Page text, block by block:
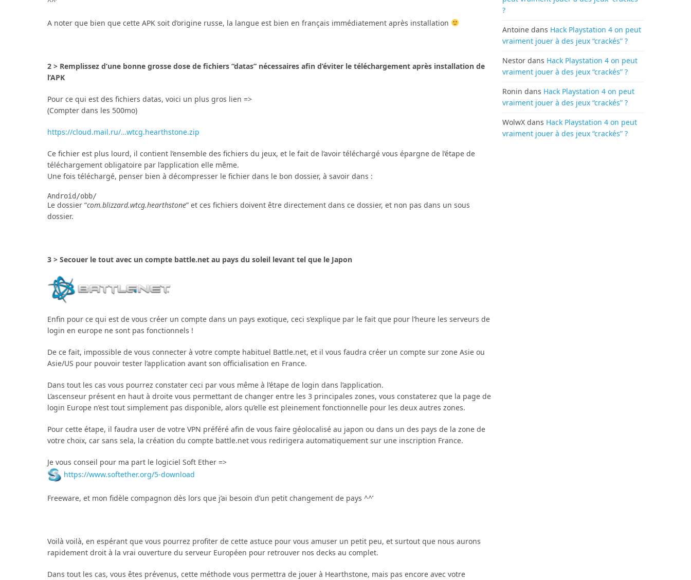
A noter que bien que cette APK soit d’origine russe, la langue est bien en français immédiatement après installation
2 > Remplissez d’une bonne grosse dose de fichiers “datas” nécessaires afin d’éviter le téléchargement après installation de
l’APK
Pour ce qui est des fichiers datas, voici un plus gros lien =>
(Compter dans les 500mo)
https://cloud.mail.ru/…wtcg.hearthstone.zip
Ce fichier est plus lourd, il contient l’ensemble des fichiers du jeux, et le fait de l’avoir téléchargé vous épargne de l’étape de
téléchargement obligatoire par l’application elle même.
Une fois téléchargé, penser bien à décompresser le fichier dans le bon dossier, à savoir dans :
Android/obb/
Le dossier “com.blizzard.wtcg.hearthstone” et ces fichiers doivent être directement dans ce dossier, et non pas dans un sous
dossier.
3 > Secouer le tout avec un compte battle.net au pays du soleil levant tel que le Japon
Enfin pour ce qui est de vous créer un compte dans un pays exotique, ceci s’explique par le fait que pour l’heure les serveurs de
login en europe ne sont pas fonctionnels !
De ce fait, impossible de vous connecter à votre compte habituel Battle.net, et il vous faudra créer un compte sur zone Asie ou
Asie/US pour pouvoir tester l’application avant son officialisation en France.
Dans tout les cas vous pourrez constater ceci par vous même à l’étape de login dans l’application.
L’ascenseur présent en haut à droite vous permettant de changer entre les 3 principales zones, vous constaterez que la page de
login Europe n’est tout simplement pas disponible, alors qu’elle est pleinement fonctionnelle pour les deux autres zones.
Pour cette étape, il faudra user de votre VPN préféré afin de vous faire géolocalisé au japon ou dans un des pays de la zone de
votre choix, car sans sela, la création du compte battle.net vous redirigera automatiquement sur une inscription France.
Je vous conseil pour ma part le logiciel Soft Ether =>
https://www.softether.org/5-download
Freeware, et mon fidèle compagnon dès lors que j’ai besoin d’un petit changement de pays ^^’
Voilà voilà, en espérant que vous pourrez profiter de cette astuce pour vous amuser un petit peu, et surtout que nous aurons
rapidement droit à la vrai ouverture du serveur Européen pour retrouver nos decks au complet.
Dans tout les cas, vous êtes prévenus, cette méthode vous permettra de jouer à Hearthstone, mais pas encore avec votre
?
Antoine dans Hack Playstation 4 on peut
vraiment jouer à des jeux “crackés” ?
Nestor dans Hack Playstation 4 on peut
vraiment jouer à des jeux “crackés” ?
Ronin dans Hack Playstation 4 on peut
vraiment jouer à des jeux “crackés” ?
WolwX dans Hack Playstation 4 on peut
vraiment jouer à des jeux “crackés” ?